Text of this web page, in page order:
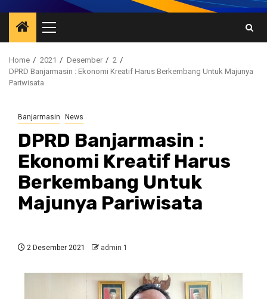
Primary
Menu
Home 2021 Desember
2
DPRD Banjarmasin : Ekonomi Kreatif Harus Berkembang Untuk Majunya
Pariwisata
Banjarmasin News
DPRD Banjarmasin :
Ekonomi Kreatif Harus
Berkembang Untuk
Majunya Pariwisata
2 Desember 2021 admin 1